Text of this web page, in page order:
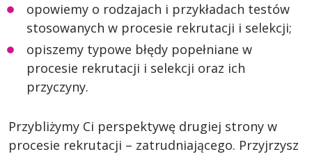
opowiemy o rodzajach i przykładach testów
stosowanych w procesie rekrutacji i selekcji;
opiszemy typowe błędy popełniane w
procesie rekrutacji i selekcji oraz ich
przyczyny.
Przybliżymy Ci perspektywę drugiej strony w
procesie rekrutacji – zatrudniającego. Przyjrzysz